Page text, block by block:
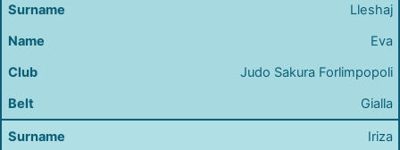
Lleshaj
Eva
Judo Sakura Forlimpopoli
Gialla
Iriza